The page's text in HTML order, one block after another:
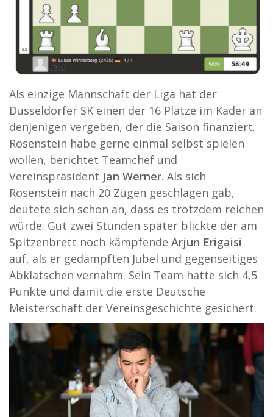
Als einzige Mannschaft der Liga hat der
Düsseldorfer SK einen der 16 Plätze im Kader an
denjenigen vergeben, der die Saison finanziert.
Rosenstein habe gerne einmal selbst spielen
wollen, berichtet Teamchef und
Vereinspräsident Jan Werner. Als sich
Rosenstein nach 20 Zügen geschlagen gab,
deutete sich schon an, dass es trotzdem reichen
würde. Gut zwei Stunden später blickte der am
Spitzenbrett noch kämpfende Arjun Erigaisi
auf, als er gedämpften Jubel und gegenseitiges
Abklatschen vernahm. Sein Team hatte sich 4,5
Punkte und damit die erste Deutsche
Meisterschaft der Vereinsgeschichte gesichert.